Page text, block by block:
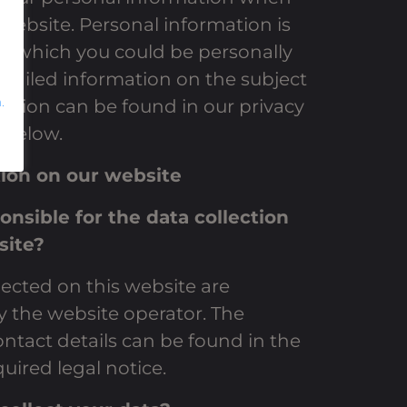
Personal information is
which you could be personally
information on the subject
can be found in our privacy
on our website
for the data collection
on this website are
the website operator. The
details can be found in the
legal notice.